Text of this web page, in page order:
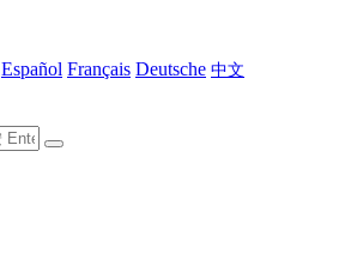
Español Français Deutsche 中文